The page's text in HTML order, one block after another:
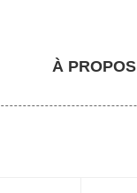
À PROPOS